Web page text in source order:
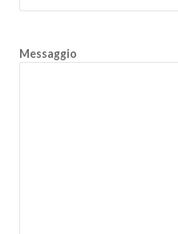
Messaggio